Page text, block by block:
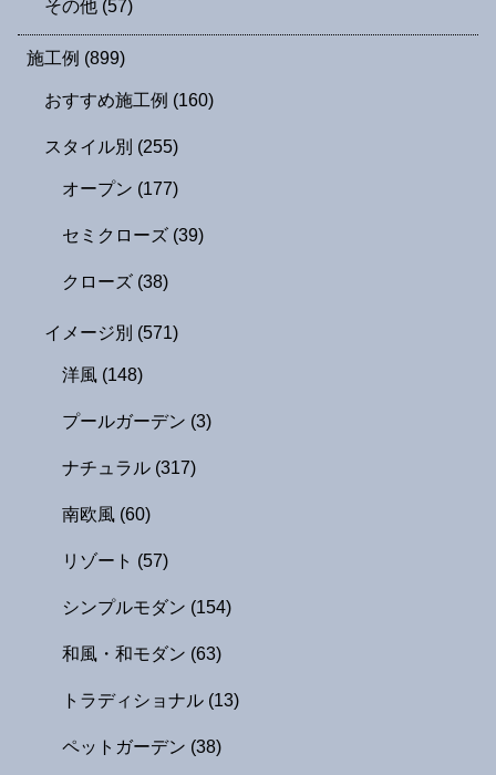
その他 (57)
施工例 (899)
おすすめ施工例 (160)
スタイル別 (255)
オープン (177)
セミクローズ (39)
クローズ (38)
イメージ別 (571)
洋風 (148)
プールガーデン (3)
ナチュラル (317)
南欧風 (60)
リゾート (57)
シンプルモダン (154)
和風・和モダン (63)
トラディショナル (13)
ペットガーデン (38)